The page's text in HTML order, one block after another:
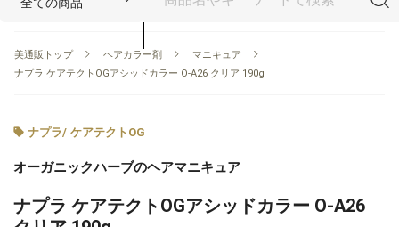
美通販トップ ヘアカラー剤
マニキュア
ナプラ ケアテクトOGアシッドカラー O-A26 クリア 190g
ナプラ/ ケアテクトOG
オーガニックハーブのヘアマニキュア
ナプラ ケアテクトOGアシッドカラー O-A26